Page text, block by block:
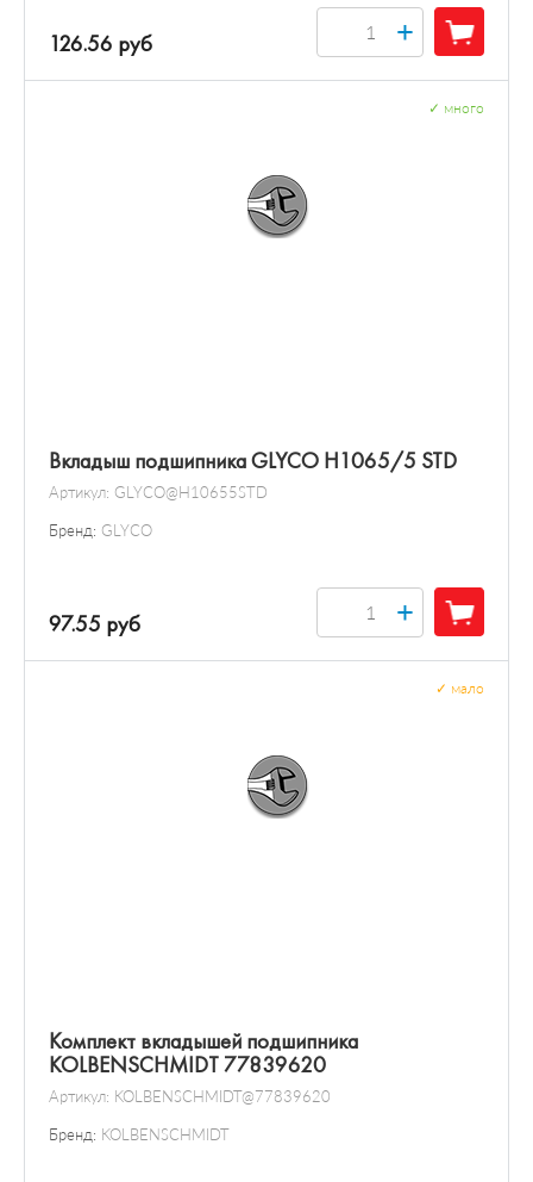
126.56 руб +
Вкладыш подшипника GLYCO H1065/5 STD
Артикул: GLYCO@H10655STD
Бренд: GLYCO
много
97.55 руб +
Комплект вкладышей подшипника
KOLBENSCHMIDT 77839620
Артикул: KOLBENSCHMIDT@77839620
Бренд: KOLBENSCHMIDT
мало